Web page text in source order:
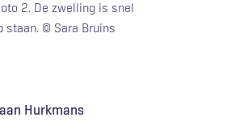
2. De zwelling is snel
staan. © Sara Bruins
Hurkmans